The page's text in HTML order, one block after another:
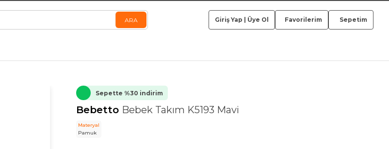
Giriş Yap Üye Ol Favorilerim Sepetim
Sepette %30 indirim
Bebetto Bebek Takım K5193 Mavi
Materyal
Pamuk